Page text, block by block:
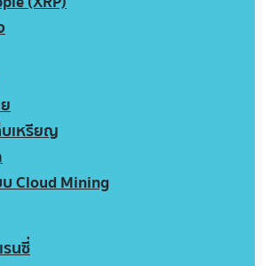
บเหรียญ
Cloud Mining
รนซี่